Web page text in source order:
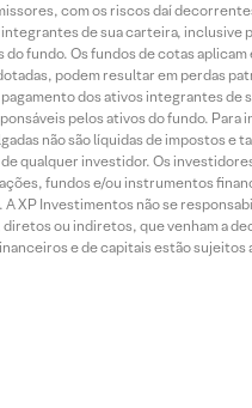
com os riscos daí
de sua carteira, inclusive
fundo. Os fundos de cotas aplicam
podem resultar em perdas
dos ativos integrantes de
pelos ativos do fundo. Para
não são líquidas de impostos e
qualquer investidor. Os
fundos e/ou instrumentos
XP Investimentos não se
ou indiretos, que venham a
e de capitais estão sujeitos